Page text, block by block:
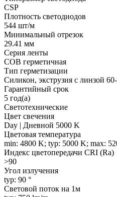
CSP
Плотность светодиодов
544 шт/м
Минимальный отрезок
29.41 мм
Серия ленты
COB герметичная
Тип герметизации
Силикон, экструзия с линзой
Гарантийный срок
5 год(а)
Светотехнические
Цвет свечения
Day | Дневной 5000 K
Цветовая температура
min: 4800 K; typ: 5000 K; max:
Индекс цветопередачи CRI (Ra)
>90
Угол излучения
typ: 90 °
Световой поток на 1м